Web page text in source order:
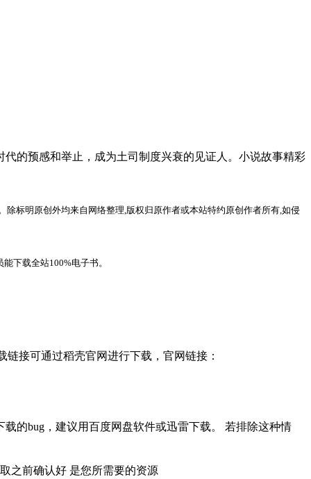
的预感和举止，成为土司制度兴衰的见证人。小说故事精彩
标明原创外均来自网络整理,版权归原作者或本站特约原创作者所有,如侵
下载全站100%电子书。
接可通过稻壳官网进行下载，官网链接：
的bug，建议用百度网盘软件或迅雷下载。 若排除这种情
之前确认好 是您所需要的资源